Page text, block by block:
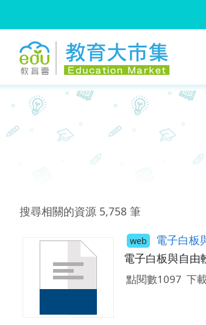
搜尋相關的資源 5,758 筆
web 電子白板
電子白板與自由
點閱數1097 下